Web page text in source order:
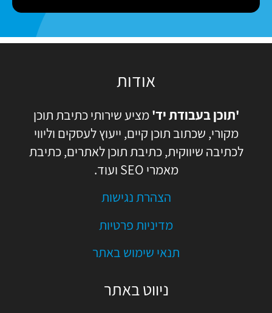
eה
אודות
'תוכן בעבודת יד'מציע שירותי כתיבת תוכן
מקורי, שכתוב תוכן קיים, ייעוץ לעסקים וליווי
לכתיבה שיווקית, כתיבת תוכן לאתרים, כתיבת
מאמרי SEO ועוד.
הצהרת נגישות
מדיניות פרטיות
תנאי שימוש באתר
ניווט באתר